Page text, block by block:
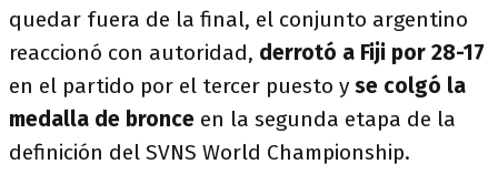
quedar fuera de la final, el conjunto argentino
reaccionó con autoridad, derrotó a Fiji por 28-17
en el partido por el tercer puesto y se colgó la
medalla de bronce en la segunda etapa de la
definición del SVNS World Championship.